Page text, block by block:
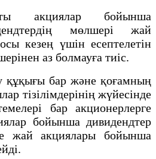
акциялар бойынша
мөлшері жай
кезең үшін есептелетін
аз болмауға тиіс.
бар және қоғамның
тізілімдерінің жүйесінде
бар акционерлерге
бойынша дивидендтер
жай акциялары бойынша